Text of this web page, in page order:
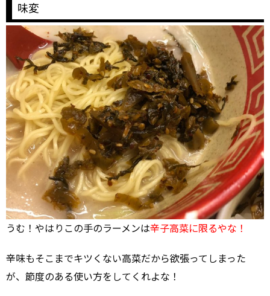
味変
うむ！やはりこの手のラーメンは辛子高菜に限るやな！
辛味もそこまでキツくない高菜だから欲張ってしまった
が、節度のある使い方をしてくれよな！